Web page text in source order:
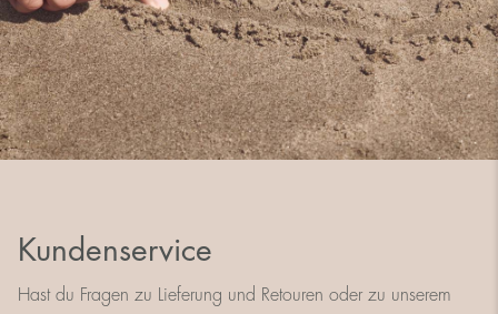
Kundenservice
Hast du Fragen zu Lieferung und Retouren oder zu unserem